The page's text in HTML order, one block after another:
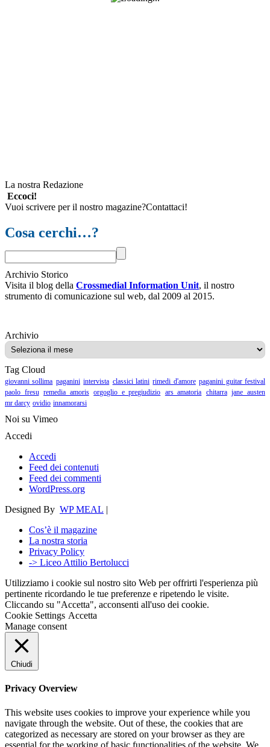
La nostra Redazione
Eccoci!
Vuoi scrivere per il nostro magazine?Contattaci!
Cosa cerchi…?
Archivio Storico
Visita il blog della Crossmedial Information Unit, il nostro
strumento di comunicazione sul web, dal 2009 al 2015.
ArchivioArchivio
Tag Cloud
giovanni sollima paganini intervista classici latini rimedi d'amore paganini guitar festival
paolo fresu remedia amoris orgoglio e pregiudizio ars amatoria chitarra jane austen
mr darcy ovidio innamorarsi
Noi su Vimeo
Accedi
Accedi
Feed dei contenuti
Feed dei commenti
WordPress.org
Designed By WP MEAL |
Cos’è il magazine
La nostra storia
Privacy Policy
-> Liceo Attilio Bertolucci
Utilizziamo i cookie sul nostro sito Web per offrirti l'esperienza più
pertinente ricordando le tue preferenze e ripetendo le visite.
Cliccando su "Accetta", acconsenti all'uso dei cookie.
Cookie Settings Accetta
Manage consent
Chiudi
Privacy Overview
This website uses cookies to improve your experience while you
navigate through the website. Out of these, the cookies that are
categorized as necessary are stored on your browser as they are
essential for the working of basic functionalities of the website. We